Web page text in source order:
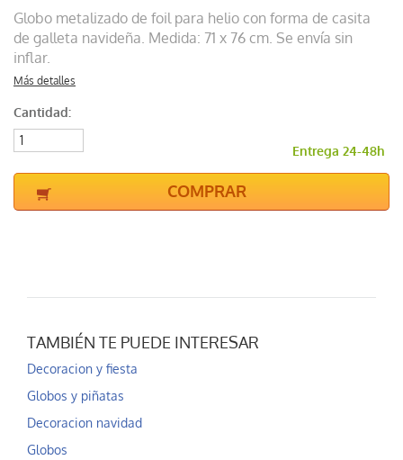
Globo metalizado de foil para helio con forma de casita
de galleta navideña. Medida: 71 x 76 cm. Se envía sin
inflar.
Más detalles
Cantidad:
Entrega 24-48h
COMPRAR
TAMBIÉN TE PUEDE INTERESAR
Decoracion y fiesta
Globos y piñatas
Decoracion navidad
Globos